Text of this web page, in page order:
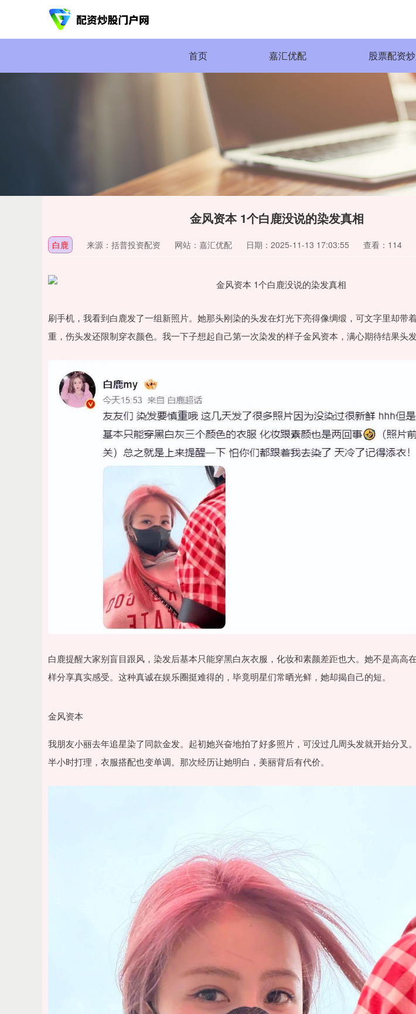
首页 嘉汇优配 股票配资
金风资本 1个白鹿没说的染发真相
白鹿 来源：括普投资配资 网站：嘉汇优配 日期：2025-11-13 17:03:55 查看：114
刷手机，我看到白鹿发了一组新照片。她那头刚染的头发在灯光下亮得像绸缎，可文字里却带
重，伤头发还限制穿衣颜色。我一下子想起自己第一次染发的样子金风资本，满心期待结果头发
白鹿提醒大家别盲目跟风，染发后基本只能穿黑白灰衣服，化妆和素颜差距也大。她不是高高
样分享真实感受。这种真诚在娱乐圈挺难得的，毕竟明星们常晒光鲜，她却揭自己的短。
金风资本
我朋友小丽去年追星染了同款金发。起初她兴奋地拍了好多照片，可没过几周头发就开始分叉
半小时打理，衣服搭配也变单调。那次经历让她明白，美丽背后有代价。
沪深300 4694.44 43.13